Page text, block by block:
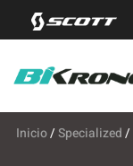
Inicio/Specialized/